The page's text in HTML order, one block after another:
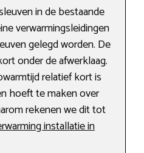
in de bestaande
verwarmingsleidingen
gelegd worden. De
onder de afwerklaag.
relatief kort is
hoeft te maken over
rekenen we dit tot
installatie in